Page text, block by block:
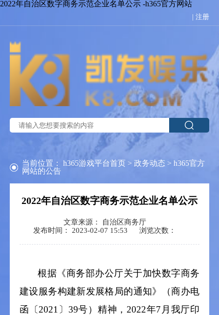
2022年自治区数字商务示范企业名单公示 -h365官方网站
注册
当前位置： h365游戏平台首页 > 政务动态 > h365官方
网站的公告
2022年自治区数字商务示范企业名单公示
文章来源： 自治区商务厅
发布时间： 2023-02-07 15:53
浏览次数：
根据《商务部办公厅关于加快数字商务
建设服务构建新发展格局的通知》（商办电
函〔2021 〕 39号）精神， 2022年7 月我厅印